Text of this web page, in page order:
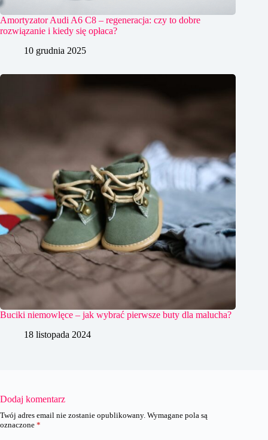
Amortyzator Audi A6 C8 – regeneracja: czy to dobre
rozwiązanie i kiedy się opłaca?
10 grudnia 2025
Buciki niemowlęce – jak wybrać pierwsze buty dla malucha?
18 listopada 2024
Dodaj komentarz
Twój adres email nie zostanie opublikowany. Wymagane pola są
oznaczone *